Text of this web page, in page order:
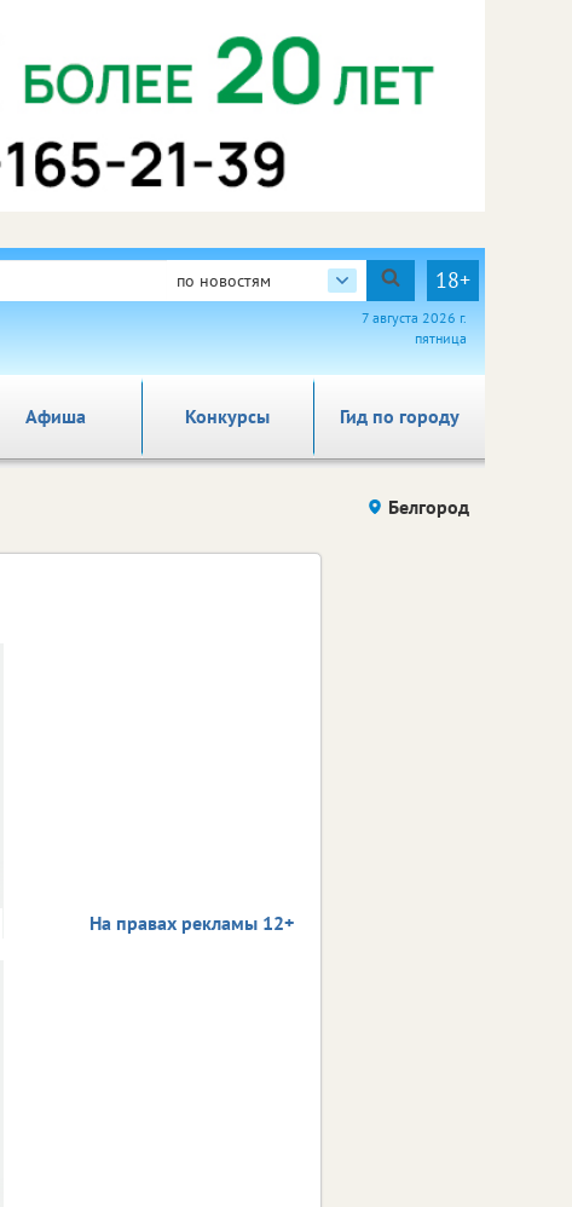
по новостям 18+
7 августа 2026 г.
пятница
Афиша Гид по городу
Конкурсы
Белгород
На правах рекламы 12+